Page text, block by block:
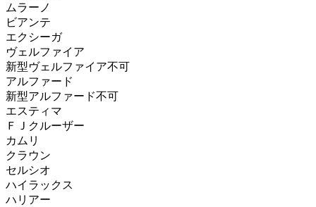
ムラーノ
ビアンテ
エクシーガ
ヴェルファイア
新型ヴェルファイア不可
アルファード
新型アルファード不可
エスティマ
ＦＪクルーザー
カムリ
クラウン
セルシオ
ハイラックス
ハリアー